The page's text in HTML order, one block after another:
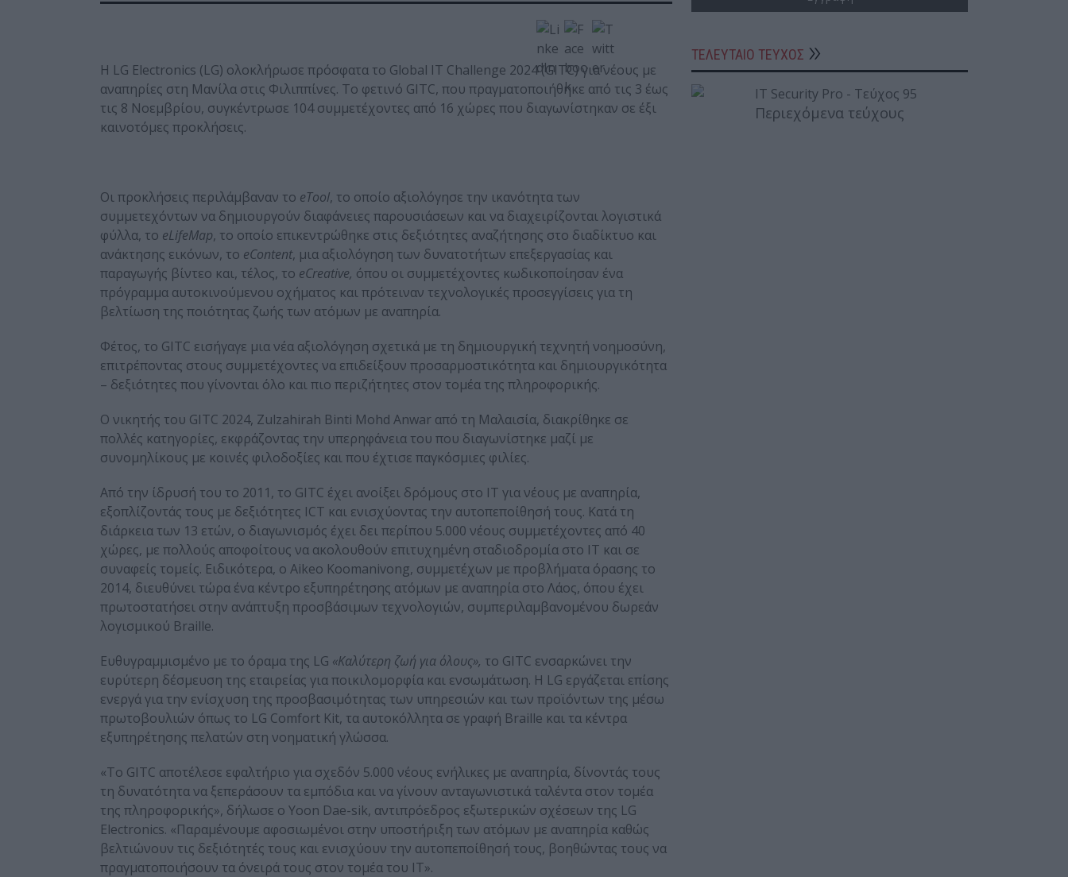
Η LG Electronics (LG) ολοκλήρωσε πρόσφατα το Global IT Challenge 2024 (GITC) για νέους με
αναπηρίες στη Μανίλα στις Φιλιππίνες. Το φετινό GITC, που πραγματοποιήθηκε από τις 3 έως
τις 8 Νοεμβρίου, συγκέντρωσε 104 συμμετέχοντες από 16 χώρες που διαγωνίστηκαν σε έξι
καινοτόμες προκλήσεις.
Οι προκλήσεις περιλάμβαναν το eTool, το οποίο αξιολόγησε την ικανότητα των
συμμετεχόντων να δημιουργούν διαφάνειες παρουσιάσεων και να διαχειρίζονται λογιστικά
φύλλα, το eLifeMap, το οποίο επικεντρώθηκε στις δεξιότητες αναζήτησης στο διαδίκτυο και
ανάκτησης εικόνων, το eContent, μια αξιολόγηση των δυνατοτήτων επεξεργασίας και
παραγωγής βίντεο και, τέλος, το eCreative, όπου οι συμμετέχοντες κωδικοποίησαν ένα
πρόγραμμα αυτοκινούμενου οχήματος και πρότειναν τεχνολογικές προσεγγίσεις για τη
βελτίωση της ποιότητας ζωής των ατόμων με αναπηρία.
Φέτος, το GITC εισήγαγε μια νέα αξιολόγηση σχετικά με τη δημιουργική τεχνητή νοημοσύνη,
επιτρέποντας στους συμμετέχοντες να επιδείξουν προσαρμοστικότητα και δημιουργικότητα
– δεξιότητες που γίνονται όλο και πιο περιζήτητες στον τομέα της πληροφορικής.
Ο νικητής του GITC 2024, Zulzahirah Binti Mohd Anwar από τη Μαλαισία, διακρίθηκε σε
πολλές κατηγορίες, εκφράζοντας την υπερηφάνεια του που διαγωνίστηκε μαζί με
συνομηλίκους με κοινές φιλοδοξίες και που έχτισε παγκόσμιες φιλίες.
Από την ίδρυσή του το 2011, το GITC έχει ανοίξει δρόμους στο IT για νέους με αναπηρία,
εξοπλίζοντάς τους με δεξιότητες ICT και ενισχύοντας την αυτοπεποίθησή τους. Κατά τη
διάρκεια των 13 ετών, ο διαγωνισμός έχει δει περίπου 5.000 νέους συμμετέχοντες από 40
χώρες, με πολλούς αποφοίτους να ακολουθούν επιτυχημένη σταδιοδρομία στο IT και σε
συναφείς τομείς. Ειδικότερα, ο Aikeo Koomanivong, συμμετέχων με προβλήματα όρασης το
2014, διευθύνει τώρα ένα κέντρο εξυπηρέτησης ατόμων με αναπηρία στο Λάος, όπου έχει
πρωτοστατήσει στην ανάπτυξη προσβάσιμων τεχνολογιών, συμπεριλαμβανομένου δωρεάν
λογισμικού Braille.
Ευθυγραμμισμένο με το όραμα της LG «Καλύτερη ζωή για όλους», το GITC ενσαρκώνει την
ευρύτερη δέσμευση της εταιρείας για ποικιλομορφία και ενσωμάτωση. Η LG εργάζεται επίσης
ενεργά για την ενίσχυση της προσβασιμότητας των υπηρεσιών και των προϊόντων της μέσω
πρωτοβουλιών όπως το LG Comfort Kit, τα αυτοκόλλητα σε γραφή Braille και τα κέντρα
εξυπηρέτησης πελατών στη νοηματική γλώσσα.
«Το GITC αποτέλεσε εφαλτήριο για σχεδόν 5.000 νέους ενήλικες με αναπηρία, δίνοντάς τους
τη δυνατότητα να ξεπεράσουν τα εμπόδια και να γίνουν ανταγωνιστικά ταλέντα στον τομέα
της πληροφορικής», δήλωσε ο Yoon Dae-sik, αντιπρόεδρος εξωτερικών σχέσεων της LG
Electronics. «Παραμένουμε αφοσιωμένοι στην υποστήριξη των ατόμων με αναπηρία καθώς
βελτιώνουν τις δεξιότητές τους και ενισχύουν την αυτοπεποίθησή τους, βοηθώντας τους να
πραγματοποιήσουν τα όνειρά τους στον τομέα του IT».
ΤΕΛΕΥΤΑΙΟ ΤΕΥΧΟΣ
Περιεχόμενα τεύχους